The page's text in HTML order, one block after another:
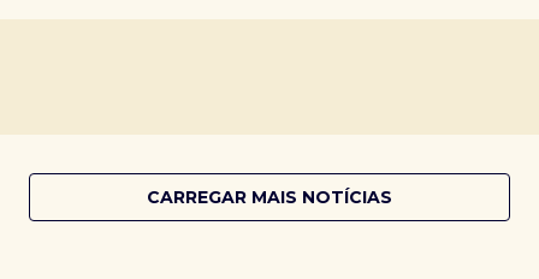
CARREGAR MAIS NOTÍCIAS